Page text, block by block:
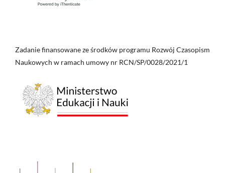
Zadanie finansowane ze środków programu Rozwój Czasopism
Naukowych w ramach umowy nr RCN/SP/0028/2021/1